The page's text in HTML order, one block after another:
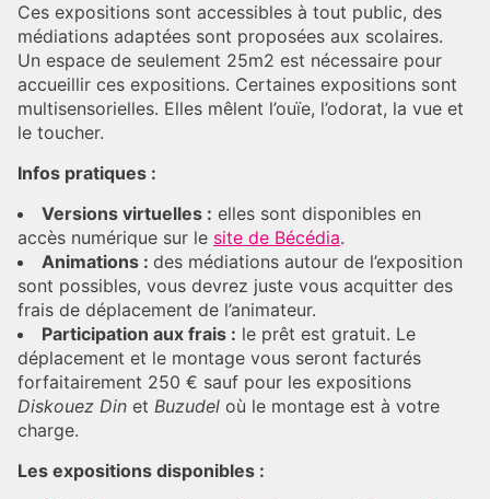
Ces expositions sont accessibles à tout public, des
médiations adaptées sont proposées aux scolaires.
Un espace de seulement 25m2 est nécessaire pour
accueillir ces expositions. Certaines expositions sont
multisensorielles. Elles mêlent l’ouïe, l’odorat, la vue et
le toucher.
Infos pratiques :
Versions virtuelles : elles sont disponibles en
accès numérique sur le site de Bécédia.
Animations : des médiations autour de l’exposition
sont possibles, vous devrez juste vous acquitter des
frais de déplacement de l’animateur.
Participation aux frais : le prêt est gratuit. Le
déplacement et le montage vous seront facturés
forfaitairement 250 € sauf pour les expositions
Diskouez Din et Buzudel où le montage est à votre
charge.
Les expositions disponibles :